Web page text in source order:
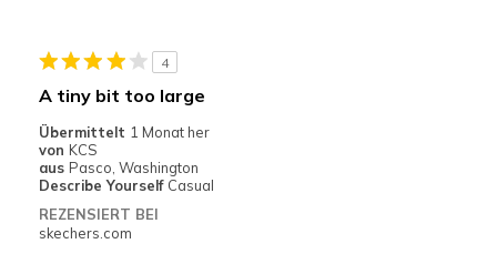
Width
Feels true to width
Sizing
Feels true to size
View On Shoes
4
A tiny bit too large
Übermittelt 1 Monat her
von KCS
aus Pasco, Washington
Describe Yourself Casual
REZENSIERT BEI
skechers.com